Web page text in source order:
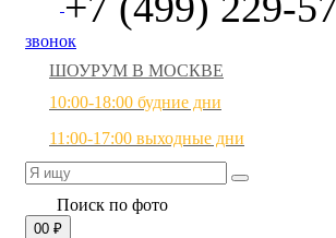
звонок
ШОУРУМ В МОСКВЕ
10:00-18:00 будние дни
11:00-17:00 выходные дни
Поиск по фото
00 ₽